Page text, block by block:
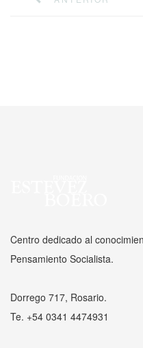
Centro dedicado al
Pensamiento Socialista.
Dorrego 717, Rosario.
Te. +54 0341 4474931